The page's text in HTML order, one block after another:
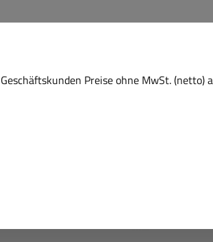
Preise ohne MwSt. (netto)